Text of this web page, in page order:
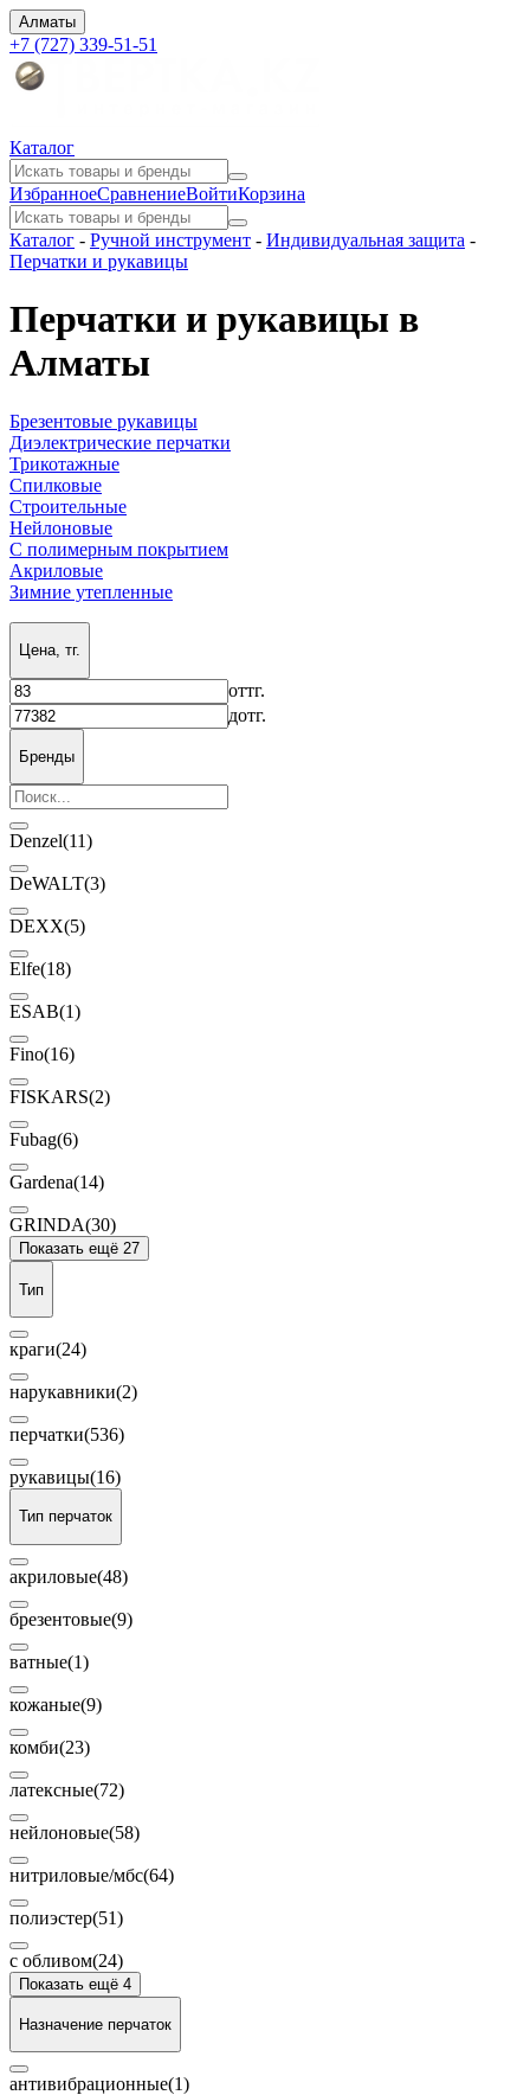
Алматы
+7 (727) 339-51-51
Каталог
ИзбранноеСравнениеВойтиКорзина
Каталог - Ручной инструмент - Индивидуальная защита -
Перчатки и рукавицы
Перчатки и рукавицы в
Алматы
Брезентовые рукавицы
Диэлектрические перчатки
Трикотажные
Спилковые
Строительные
Нейлоновые
С полимерным покрытием
Акриловые
Зимние утепленные
Цена, тг.
оттг.
дотг.
Бренды
Denzel(11)
DeWALT(3)
DEXX(5)
Elfe(18)
ESAB(1)
Fino(16)
FISKARS(2)
Fubag(6)
Gardena(14)
GRINDA(30)
Показать ещё 27
Тип
краги(24)
нарукавники(2)
перчатки(536)
рукавицы(16)
Тип перчаток
акриловые(48)
брезентовые(9)
ватные(1)
кожаные(9)
комби(23)
латексные(72)
нейлоновые(58)
нитриловые/мбс(64)
полиэстер(51)
с обливом(24)
Показать ещё 4
Назначение перчаток
антивибрационные(1)